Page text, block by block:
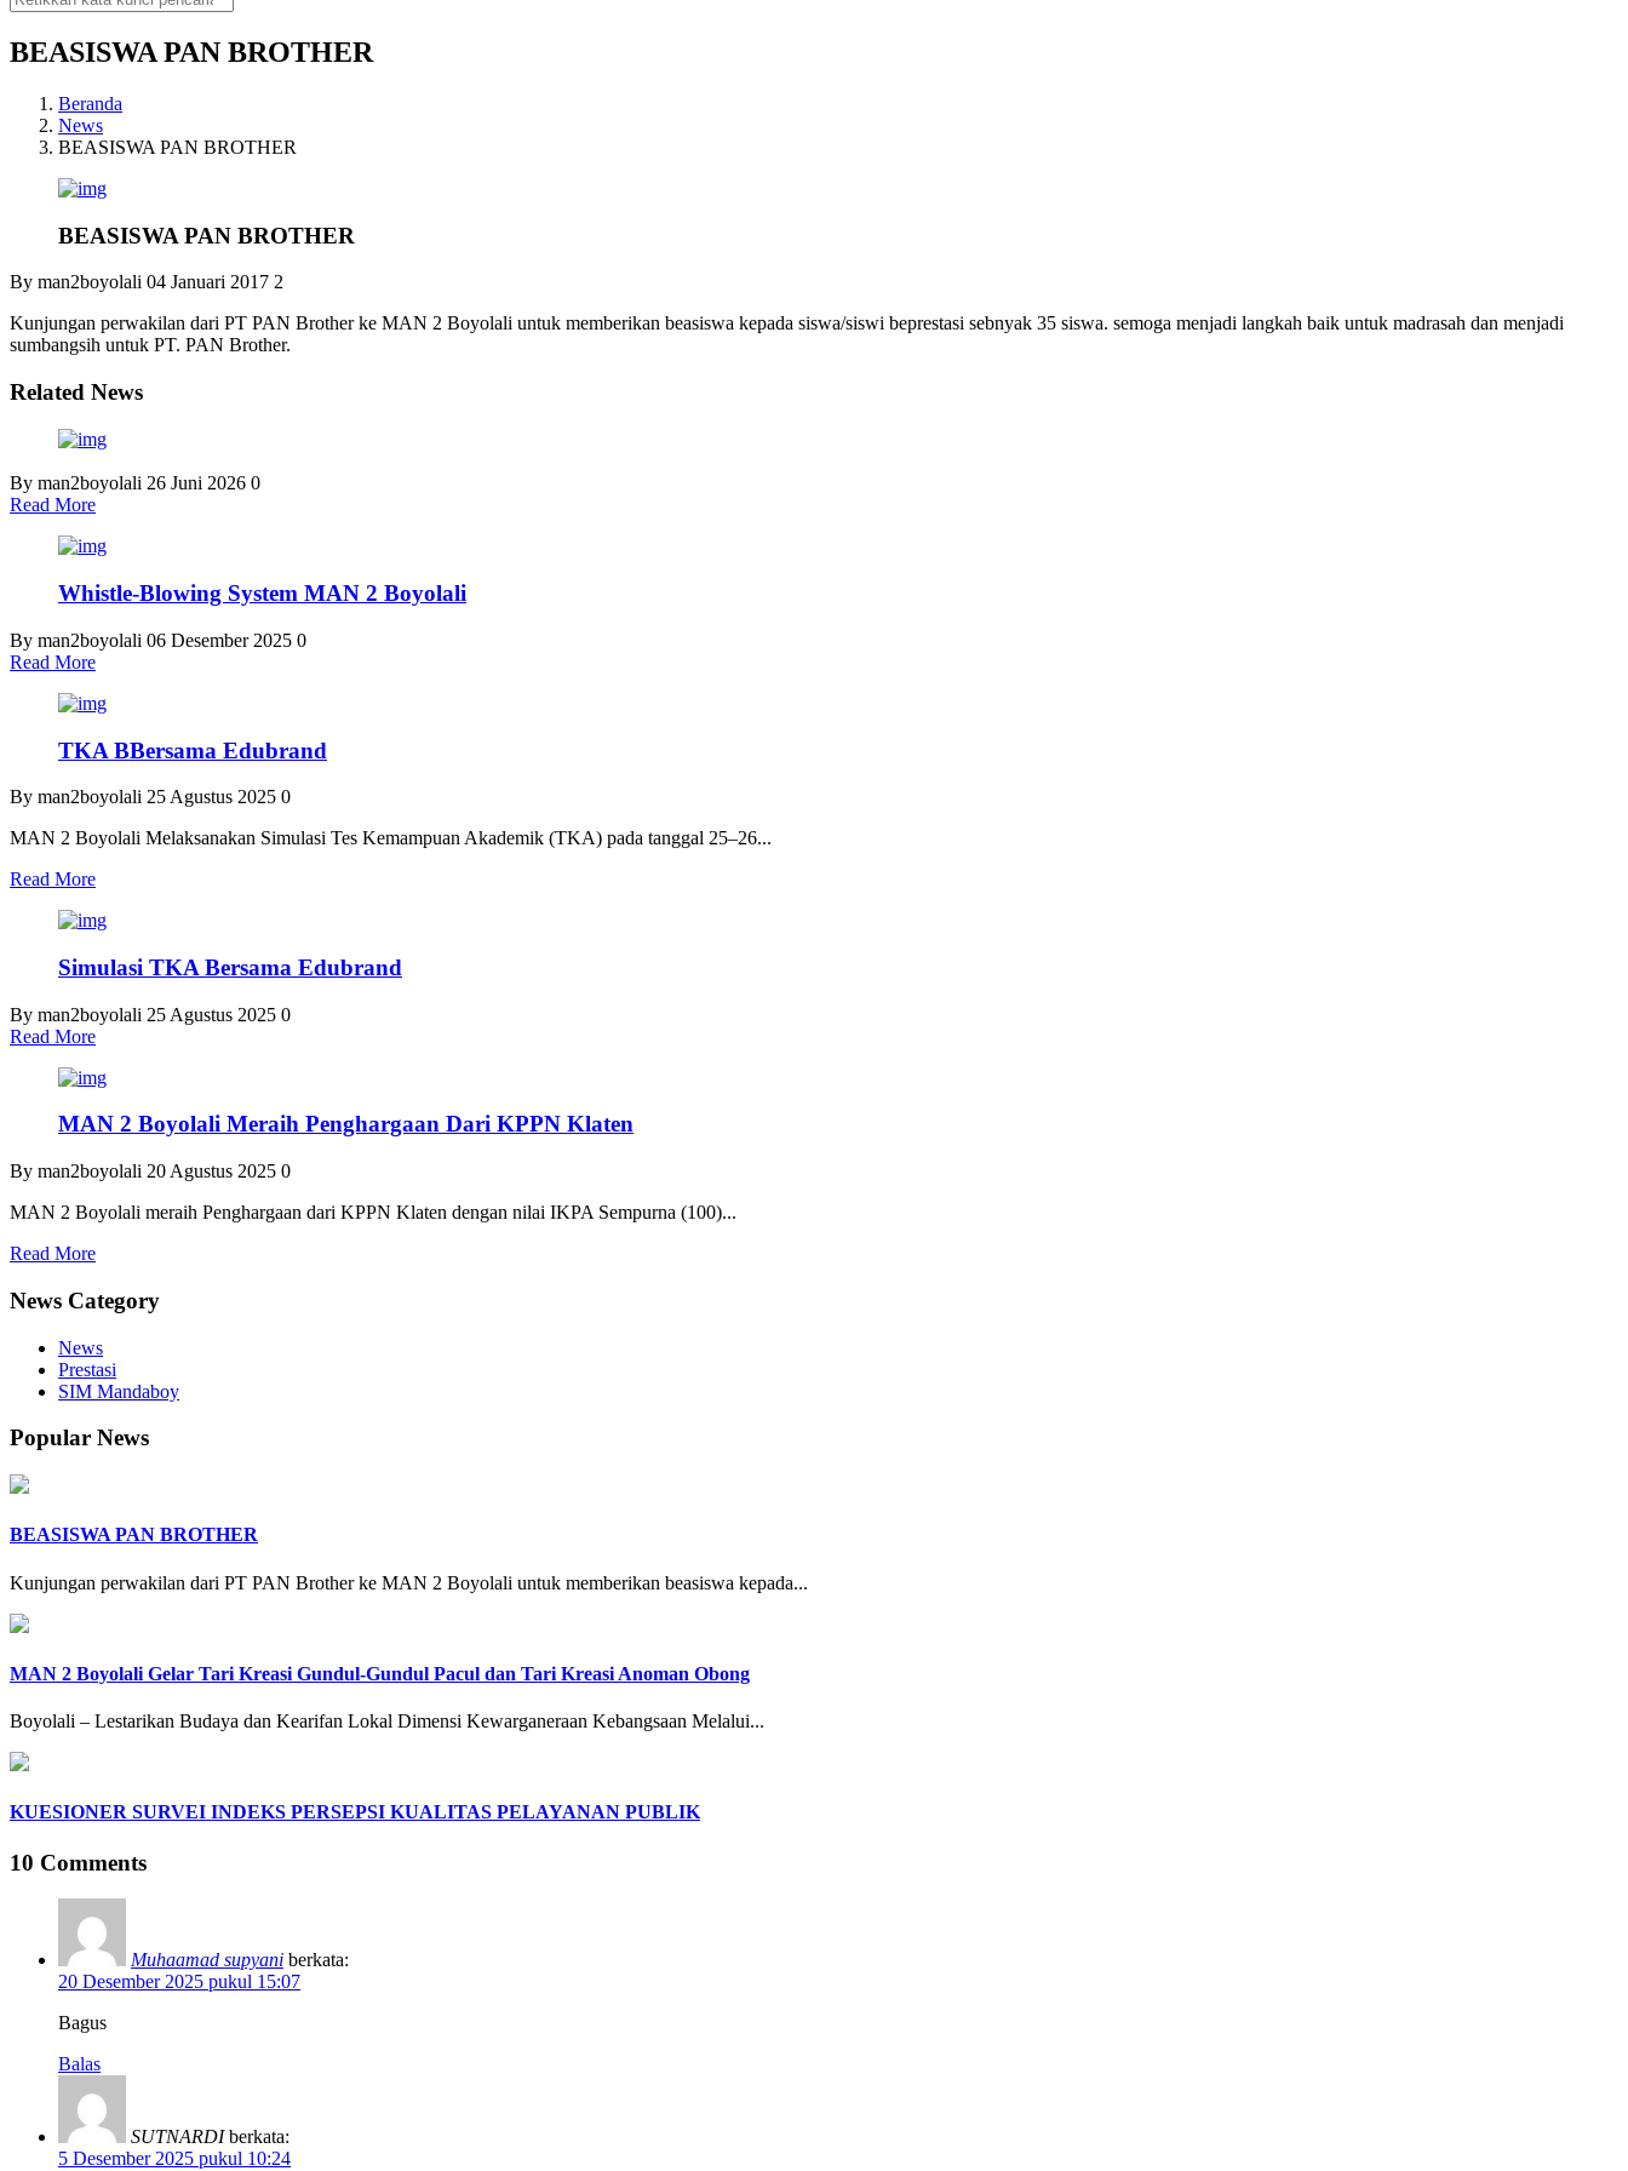
BEASISWA PAN BROTHER
Beranda
News
BEASISWA PAN BROTHER
BEASISWA PAN BROTHER
By man2boyolali 04 Januari 2017 2
Kunjungan perwakilan dari PT PAN Brother ke MAN 2 Boyolali untuk memberikan beasiswa kepada siswa/siswi beprestasi sebnyak 35 siswa. semoga menjadi langkah baik untuk madrasah dan menjadi
sumbangsih untuk PT. PAN Brother.
Related News
By man2boyolali 26 Juni 2026 0
Read More
Whistle-Blowing System MAN 2 Boyolali
By man2boyolali 06 Desember 2025 0
Read More
TKA BBersama Edubrand
By man2boyolali 25 Agustus 2025 0
MAN 2 Boyolali Melaksanakan Simulasi Tes Kemampuan Akademik (TKA) pada tanggal 25–26...
Read More
Simulasi TKA Bersama Edubrand
By man2boyolali 25 Agustus 2025 0
Read More
MAN 2 Boyolali Meraih Penghargaan Dari KPPN Klaten
By man2boyolali 20 Agustus 2025 0
MAN 2 Boyolali meraih Penghargaan dari KPPN Klaten dengan nilai IKPA Sempurna (100)...
Read More
News Category
News
Prestasi
SIM Mandaboy
Popular News
BEASISWA PAN BROTHER
Kunjungan perwakilan dari PT PAN Brother ke MAN 2 Boyolali untuk memberikan beasiswa kepada...
MAN 2 Boyolali Gelar Tari Kreasi Gundul-Gundul Pacul dan Tari Kreasi Anoman Obong
Boyolali – Lestarikan Budaya dan Kearifan Lokal Dimensi Kewarganeraan Kebangsaan Melalui...
KUESIONER SURVEI INDEKS PERSEPSI KUALITAS PELAYANAN PUBLIK
10 Comments
Muhaamad supyani berkata:
20 Desember 2025 pukul 15:07
Bagus
Balas
SUTNARDI berkata:
5 Desember 2025 pukul 10:24